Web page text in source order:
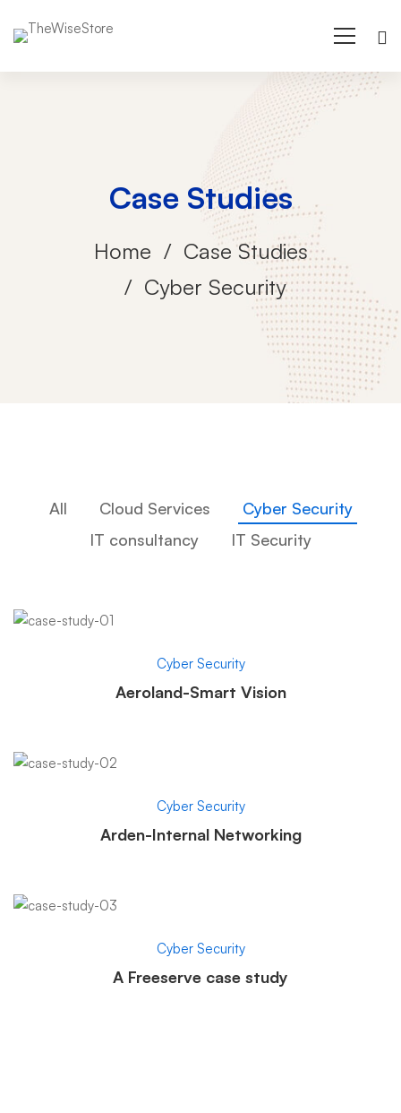
Case Studies
Home
Case Studies
Cyber Security
All Cloud Services
Cyber Security
IT consultancy
IT Security
Cyber Security
Aeroland-Smart Vision
Cyber Security
Arden-Internal Networking
Cyber Security
A Freeserve case study